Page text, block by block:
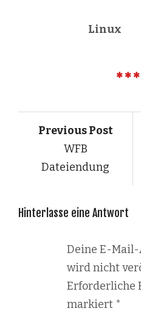
Linux
Previous Post
WFB
Dateiendung
Hinterlasse eine Antwort
Deine E-Mail-
wird nicht
Erforderliche
markiert *